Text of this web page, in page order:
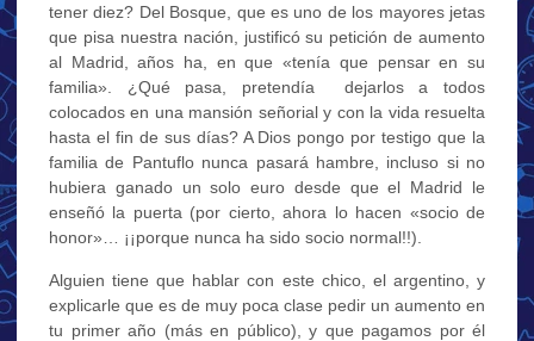
tener diez? Del Bosque, que es uno de los mayores jetas
que pisa nuestra nación, justificó su petición de aumento
al Madrid, años ha, en que «tenía que pensar en su
familia». ¿Qué pasa, pretendía dejarlos a todos
colocados en una mansión señorial y con la vida resuelta
hasta el fin de sus días? A Dios pongo por testigo que la
familia de Pantuflo nunca pasará hambre, incluso si no
hubiera ganado un solo euro desde que el Madrid le
enseñó la puerta (por cierto, ahora lo hacen «socio de
honor»… ¡¡porque nunca ha sido socio normal!!).
Alguien tiene que hablar con este chico, el argentino, y
explicarle que es de muy poca clase pedir un aumento en
tu primer año (más en público), y que pagamos por él